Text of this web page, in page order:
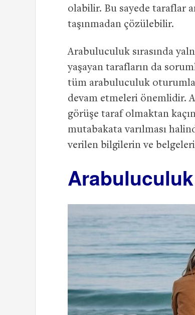
olabilir. Bu sayede taraflar
taşınmadan çözülebilir.
Arabuluculuk sırasında
yaşayan tarafların da
tüm arabuluculuk
devam etmeleri önemlidir.
görüşe taraf olmaktan
mutabakata varılması
verilen bilgilerin ve
Arabuluculuk